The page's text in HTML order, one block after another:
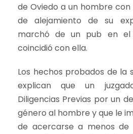
de Oviedo a un hombre
de alejamiento de su
marchó de un pub en el
coincidió con ella.
Los hechos probados de la
explican que un
Diligencias Previas por un
género al hombre y que le
de acercarse a menos